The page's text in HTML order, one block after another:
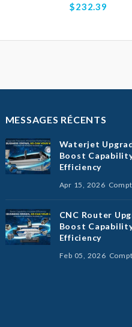
$232.39
MESSAGES RÉCENTS
Waterjet
Boost
Efficiency
Apr 15, 2026
CNC Router
Boost
Efficiency
Feb 05, 2026